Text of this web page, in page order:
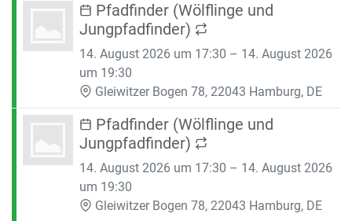
Pfadfinder (Wölflinge und
Jungpfadfinder)
14. August 2026 um 17:30 – 14. August 2026
um 19:30
Gleiwitzer Bogen 78, 22043 Hamburg, DE
Pfadfinder (Wölflinge und
Jungpfadfinder)
14. August 2026 um 17:30 – 14. August 2026
um 19:30
Gleiwitzer Bogen 78, 22043 Hamburg, DE